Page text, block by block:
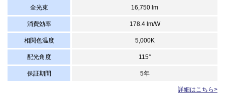
全光束 16,750 lm
消費効率 178.4 lm/W
相関色温度 5,000K
配光角度 115°
保証期間 5年
詳細はこちら>